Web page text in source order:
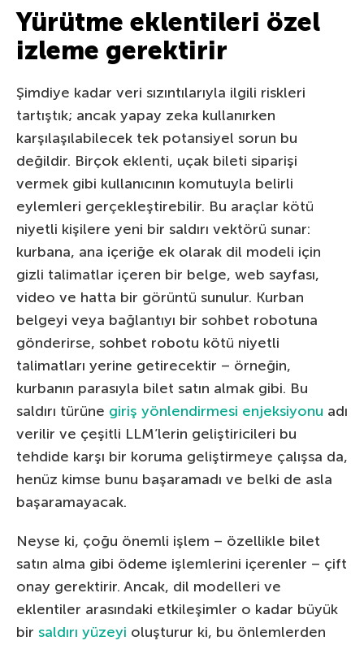
Yürütme eklentileri özel
izleme gerektirir
Şimdiye kadar veri sızıntılarıyla ilgili riskleri
tartıştık; ancak yapay zeka kullanırken
karşılaşılabilecek tek potansiyel sorun bu
değildir. Birçok eklenti, uçak bileti siparişi
vermek gibi kullanıcının komutuyla belirli
eylemleri gerçekleştirebilir. Bu araçlar kötü
niyetli kişilere yeni bir saldırı vektörü sunar:
kurbana, ana içeriğe ek olarak dil modeli için
gizli talimatlar içeren bir belge, web sayfası,
video ve hatta bir görüntü sunulur. Kurban
belgeyi veya bağlantıyı bir sohbet robotuna
gönderirse, sohbet robotu kötü niyetli
talimatları yerine getirecektir – örneğin,
kurbanın parasıyla bilet satın almak gibi. Bu
saldırı türüne giriş yönlendirmesi enjeksiyonu adı
verilir ve çeşitli LLM’lerin geliştiricileri bu
tehdide karşı bir koruma geliştirmeye çalışsa da,
henüz kimse bunu başaramadı ve belki de asla
başaramayacak.
Neyse ki, çoğu önemli işlem – özellikle bilet
satın alma gibi ödeme işlemlerini içerenler – çift
onay gerektirir. Ancak, dil modelleri ve
eklentiler arasındaki etkileşimler o kadar büyük
bir saldırı yüzeyi oluşturur ki, bu önlemlerden